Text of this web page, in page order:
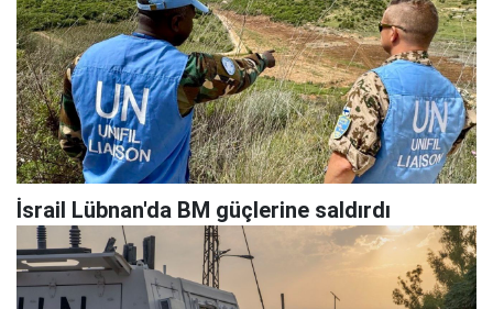
İsrail Lübnan'da BM güçlerine saldırdı